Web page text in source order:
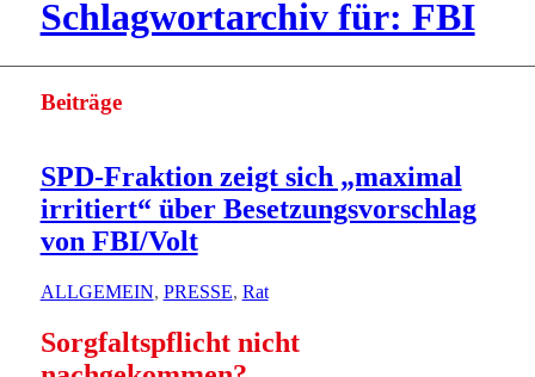
Schlagwortarchiv für: FBI
Beiträge
SPD-Fraktion zeigt sich „maximal
irritiert“ über Besetzungsvorschlag
von FBI/Volt
ALLGEMEIN, PRESSE, Rat
Sorgfaltspflicht nicht